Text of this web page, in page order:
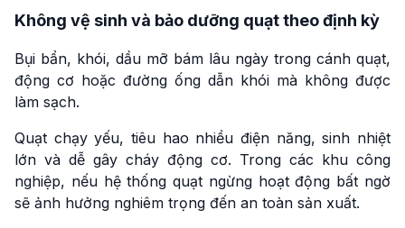
Không vệ sinh và bảo dưỡng quạt theo định kỳ
Bụi bẩn, khói, dầu mỡ bám lâu ngày trong cánh quạt,
động cơ hoặc đường ống dẫn khói mà không được
làm sạch.
Quạt chạy yếu, tiêu hao nhiều điện năng, sinh nhiệt
lớn và dễ gây cháy động cơ. Trong các khu công
nghiệp, nếu hệ thống quạt ngừng hoạt động bất ngờ
sẽ ảnh hưởng nghiêm trọng đến an toàn sản xuất.